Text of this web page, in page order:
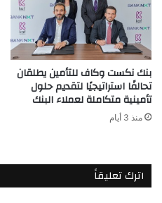
بنك نكست وكاف للتأمين يطلقان
تحالفًا استراتيجيًا لتقديم حلول
تأمينية متكاملة لعملاء البنك
منذ 3 أيام
اترك تعليقاً